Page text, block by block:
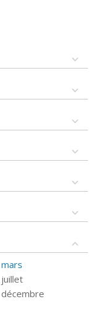
mars
juillet
décembre